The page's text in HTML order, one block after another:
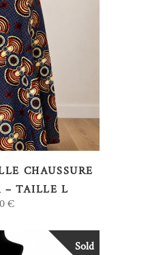
PANIER
CHAUSSURE
– TAILLE L
€
Sold